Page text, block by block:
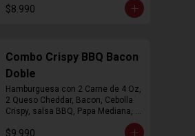
$8.990
Combo Crispy BBQ Bacon
Doble
Hamburguesa con 2 Carne de 4 Oz,
2 Queso Cheddar, Bacon, Cebolla
Crispy, salsa BBQ, Papa Mediana,
$9.990